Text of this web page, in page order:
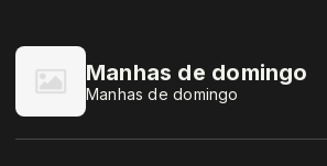
Manhas de domingo
Manhas de domingo